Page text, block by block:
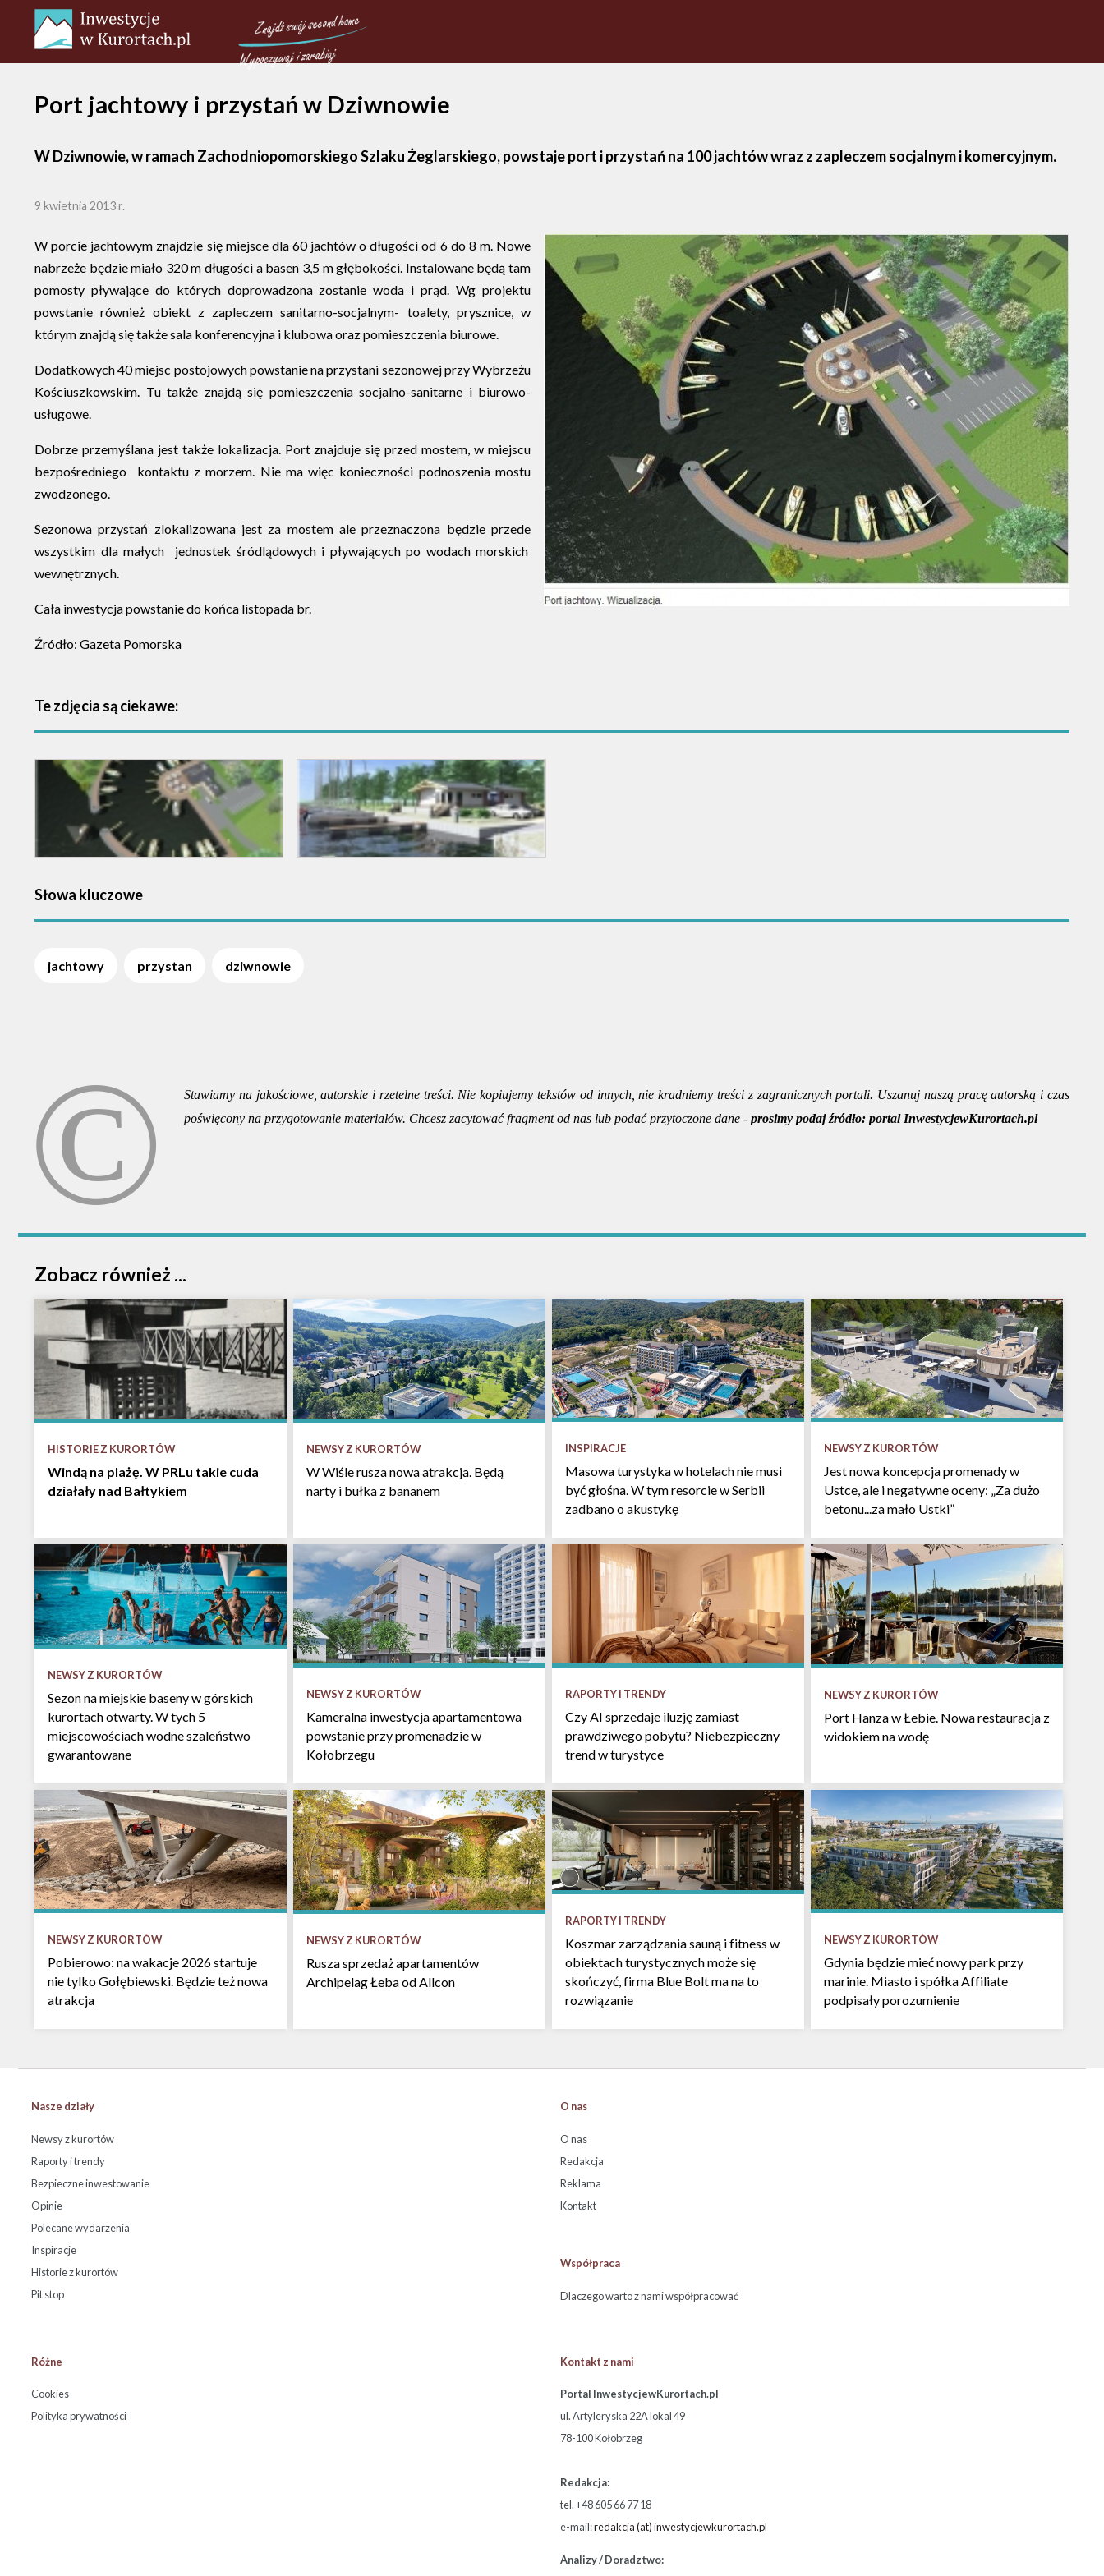
Port jachtowy i przystań w Dziwnowie
W Dziwnowie, w ramach Zachodniopomorskiego Szlaku Żeglarskiego, powstaje port i przystań na 100 jachtów wraz z zapleczem socjalnym i komercyjnym.
9 kwietnia 2013 r.
W porcie jachtowym znajdzie się miejsce dla 60 jachtów o długości od 6 do 8 m. Nowe
nabrzeże będzie miało 320 m długości a basen 3,5 m głębokości. Instalowane będą tam
pomosty pływające do których doprowadzona zostanie woda i prąd. Wg projektu
powstanie również obiekt z zapleczem sanitarno-socjalnym- toalety, prysznice, w
którym znajdą się także sala konferencyjna i klubowa oraz pomieszczenia biurowe.
Dodatkowych 40 miejsc postojowych powstanie na przystani sezonowej przy Wybrzeżu
Kościuszkowskim. Tu także znajdą się pomieszczenia socjalno-sanitarne i biurowo-
usługowe.
Dobrze przemyślana jest także lokalizacja. Port znajduje się przed mostem, w miejscu
bezpośredniego kontaktu z morzem. Nie ma więc konieczności podnoszenia mostu
zwodzonego.
Sezonowa przystań zlokalizowana jest za mostem ale przeznaczona będzie przede
wszystkim dla małych jednostek śródlądowych i pływających po wodach morskich
wewnętrznych.
Cała inwestycja powstanie do końca listopada br.
Źródło: Gazeta Pomorska
Te zdjęcia są ciekawe:
Słowa kluczowe
jachtowy przystan dziwnowie
Stawiamy na jakościowe, autorskie i rzetelne treści. Nie kopiujemy tekstów od innych, nie kradniemy treści z zagranicznych portali. Uszanuj naszą pracę autorską i czas
poświęcony na przygotowanie materiałów. Chcesz zacytować fragment od nas lub podać przytoczone dane - prosimy podaj źródło: portal InwestycjewKurortach.pl
Zobacz również ...
HISTORIE Z KURORTÓW
Windą na plażę. W PRLu takie cuda
działały nad Bałtykiem
NEWSY Z KURORTÓW
W Wiśle rusza nowa atrakcja. Będą
narty i bułka z bananem
INSPIRACJE
Masowa turystyka w hotelach nie musi
być głośna. W tym resorcie w Serbii
zadbano o akustykę
NEWSY Z KURORTÓW
Jest nowa koncepcja promenady w
Ustce, ale i negatywne oceny: „Za dużo
betonu...za mało Ustki”
NEWSY Z KURORTÓW
Sezon na miejskie baseny w górskich
kurortach otwarty. W tych 5
miejscowościach wodne szaleństwo
gwarantowane
NEWSY Z KURORTÓW
Kameralna inwestycja apartamentowa
powstanie przy promenadzie w
Kołobrzegu
RAPORTY I TRENDY
Czy AI sprzedaje iluzję zamiast
prawdziwego pobytu? Niebezpieczny
trend w turystyce
NEWSY Z KURORTÓW
Port Hanza w Łebie. Nowa restauracja z
widokiem na wodę
NEWSY Z KURORTÓW
Pobierowo: na wakacje 2026 startuje
nie tylko Gołębiewski. Będzie też nowa
atrakcja
NEWSY Z KURORTÓW
Rusza sprzedaż apartamentów
Archipelag Łeba od Allcon
RAPORTY I TRENDY
Koszmar zarządzania sauną i fitness w
obiektach turystycznych może się
skończyć, firma Blue Bolt ma na to
rozwiązanie
NEWSY Z KURORTÓW
Gdynia będzie mieć nowy park przy
marinie. Miasto i spółka Affiliate
podpisały porozumienie
Nasze działy
Newsy z kurortów
Raporty i trendy
Bezpieczne inwestowanie
Opinie
Polecane wydarzenia
Inspiracje
Historie z kurortów
Pit stop
O nas
O nas
Redakcja
Reklama
Kontakt
Współpraca
Dlaczego warto z nami współpracować
Różne
Cookies
Polityka prywatności
Kontakt z nami
Portal InwestycjewKurortach.pl
ul. Artyleryska 22A lokal 49
78-100 Kołobrzeg
Redakcja:
tel. +48 605 66 77 18
e-mail:redakcja (at) inwestycjewkurortach.pl
Analizy / Doradztwo: